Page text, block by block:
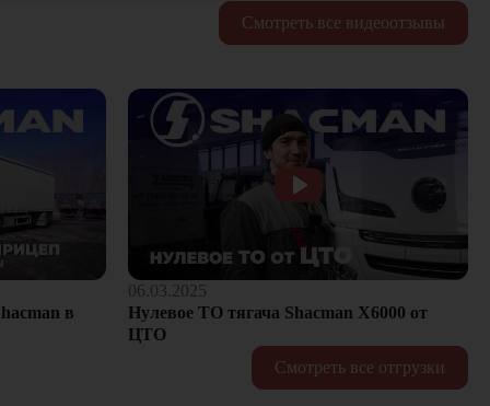
Смотреть все видеоотзывы
в
06.03.2025
Нулевое ТО тягача Shacman Х6000 от
ЦТО
Смотреть все отгрузки